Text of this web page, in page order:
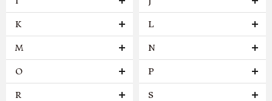
K L
M N
O P
R S